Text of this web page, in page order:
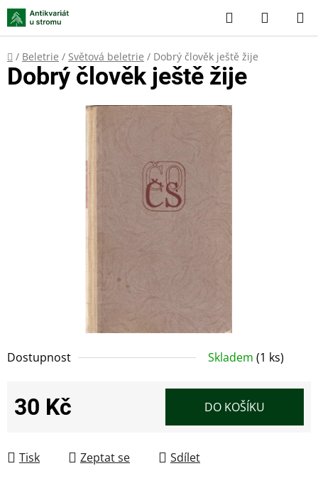
Přejít
na
obsah
Hledat
KOŠÍK
Domů
/ Beletrie / Světová beletrie / Dobrý člověk ještě žije
Dostupnost Skladem (1 ks)
30 Kč DO KOŠÍKU
Tisk Zeptat se Sdílet
Dobrý člověk ještě žije